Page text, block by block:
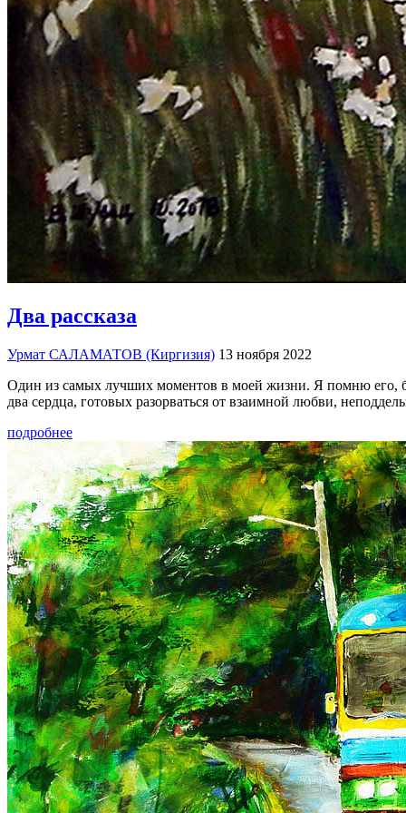
Два рассказа
Урмат САЛАМАТОВ (Киргизия) 13 ноября 2022
Один из самых лучших моментов в моей жизни. Я помню его,
два сердца, готовых разорваться от взаимной любви,
подробнее